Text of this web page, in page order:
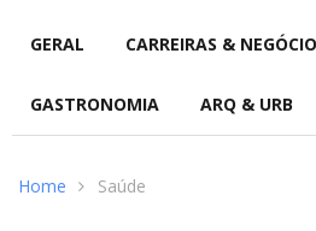
GERAL CARREIRAS &
GASTRONOMIA ARQ & URB
Home Saúde